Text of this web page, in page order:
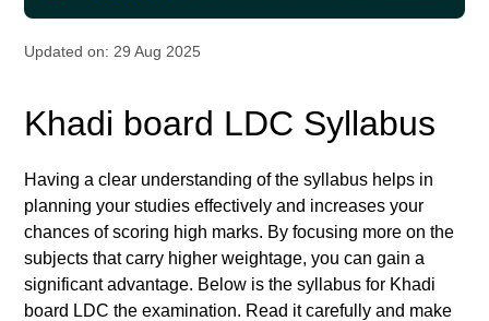
Updated on: 29 Aug 2025
Khadi board LDC Syllabus
Having a clear understanding of the syllabus helps in
planning your studies effectively and increases your
chances of scoring high marks. By focusing more on the
subjects that carry higher weightage, you can gain a
significant advantage. Below is the syllabus for Khadi
board LDC the examination. Read it carefully and make